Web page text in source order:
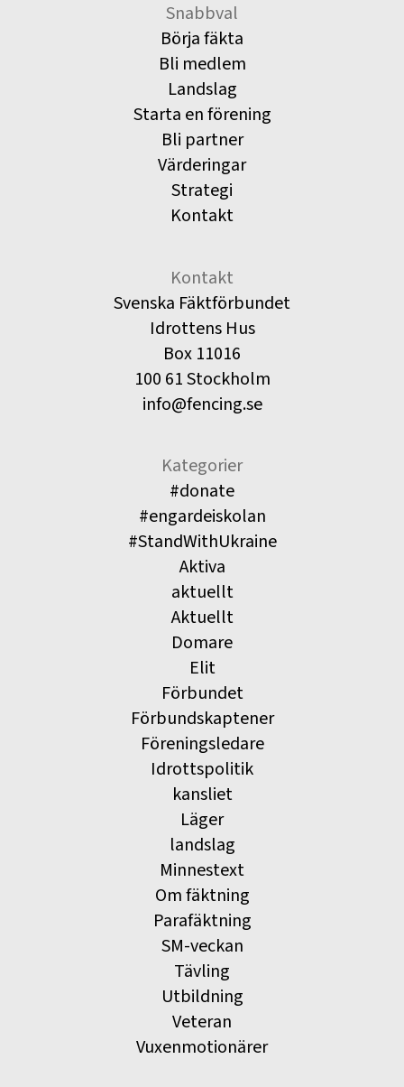
Snabbval
Börja fäkta
Bli medlem
Landslag
Starta en förening
Bli partner
Värderingar
Strategi
Kontakt
Kontakt
Svenska Fäktförbundet
Idrottens Hus
Box 11016
100 61 Stockholm
info@fencing.se
Kategorier
#donate
#engardeiskolan
#StandWithUkraine
Aktiva
aktuellt
Aktuellt
Domare
Elit
Förbundet
Förbundskaptener
Föreningsledare
Idrottspolitik
kansliet
Läger
landslag
Minnestext
Om fäktning
Parafäktning
SM-veckan
Tävling
Utbildning
Veteran
Vuxenmotionärer